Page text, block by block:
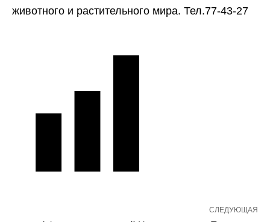
животного и растительного мира. Тел.77-43-27
СЛЕДУЮЩАЯ